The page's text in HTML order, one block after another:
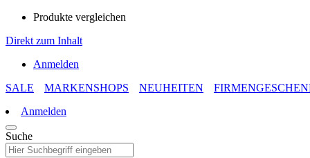
Produkte vergleichen
Direkt zum Inhalt
Anmelden
SALE
MARKENSHOPS NEUHEITEN
Anmelden
Suche